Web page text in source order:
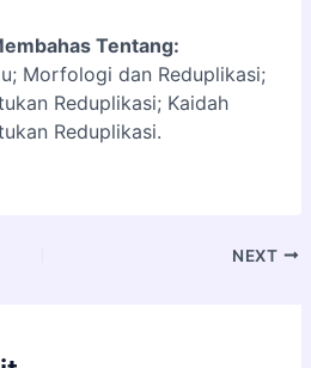
Tentang:
Morfologi dan Reduplikasi;
Reduplikasi; Kaidah
Reduplikasi.
NEXT